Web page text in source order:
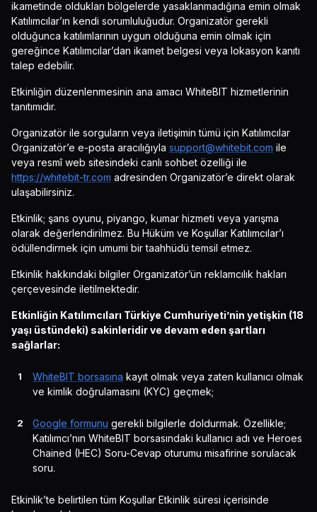
ikametinde oldukları bölgelerde yasaklanmadığına emin olmak
Katılımcılar’ın kendi sorumluluğudur. Organizatör gerekli
olduğunca katılımlarının uygun olduğuna emin olmak için
gereğince Katılımcılar’dan ikamet belgesi veya lokasyon kanıtı
talep edebilir.
Etkinliğin düzenlenmesinin ana amacı WhiteBIT hizmetlerinin
tanıtımıdır.
Organizatör ile sorguların veya iletişimin tümü için Katılımcılar
Organizatör’e e-posta aracılığıyla support@whitebit.com ile
veya resmî web sitesindeki canlı sohbet özelliği ile
https://whitebit-tr.com adresinden Organizatör’e direkt olarak
ulaşabilirsiniz.
Etkinlik; şans oyunu, piyango, kumar hizmeti veya yarışma
olarak değerlendirilmez. Bu Hüküm ve Koşullar Katılımcılar’ı
ödüllendirmek için umumi bir taahhüdü temsil etmez.
Etkinlik hakkındaki bilgiler Organizatör’ün reklamcılık hakları
çerçevesinde iletilmektedir.
Etkinliğin Katılımcıları Türkiye Cumhuriyeti’nin yetişkin (18
yaşı üstündeki) sakinleridir ve devam eden şartları
sağlarlar:
WhiteBIT borsasına kayıt olmak veya zaten kullanıcı olmak
ve kimlik doğrulamasını (KYC) geçmek;
Google formunu gerekli bilgilerle doldurmak. Özellikle;
Katılımcı’nın WhiteBIT borsasındaki kullanıcı adı ve Heroes
Chained (HEC) Soru-Cevap oturumu misafirine sorulacak
soru.
Etkinlik’te belirtilen tüm Koşullar Etkinlik süresi içerisinde